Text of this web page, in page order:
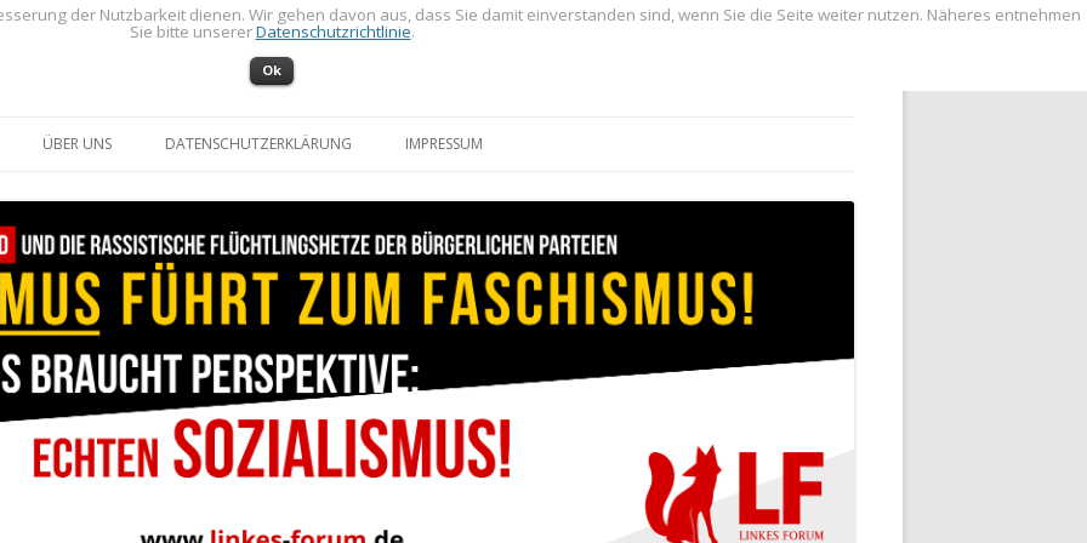
ÜBER UNS DATENSCHUTZERKLÄRUNG IMPRESSUM
der Nutzbarkeit dienen. Wir gehen davon aus, dass Sie damit einverstanden sind, wenn Sie die Seite weiter nutzen. Näheres entnehmen
Sie bitte unsererDatenschutzrichtlinie.
Ok